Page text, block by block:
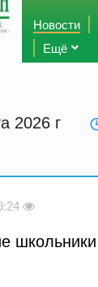
Новости
Ещё
2026 г